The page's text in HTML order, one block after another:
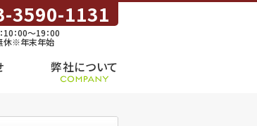
3590-1131
10：00～19：00
休※年末年始
弊社について